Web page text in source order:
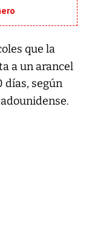
que la
a un arancel
días, según